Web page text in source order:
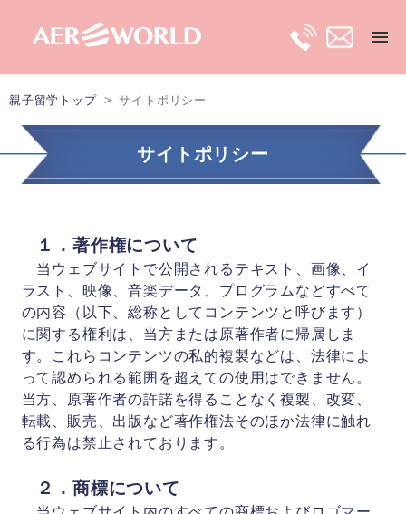
トップ
長期親子留学
保護者ビザ
移住プラン
最新留学情報
会社概要
お問い合わせ
親子留学トップ サイトポリシー
サイトポリシー
１．著作権について
当ウェブサイトで公開されるテキスト、画像、イ
ラスト、映像、音楽データ、プログラムなどすべて
の内容（以下、総称としてコンテンツと呼びます）
に関する権利は、当方または原著作者に帰属しま
す。これらコンテンツの私的複製などは、法律によ
って認められる範囲を超えての使用はできません。
当方、原著作者の許諾を得ることなく複製、改変、
転載、販売、出版など著作権法そのほか法律に触れ
る行為は禁止されております。
２．商標について